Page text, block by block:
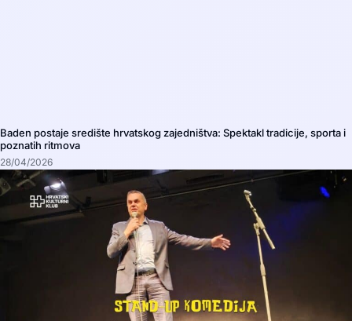
Baden postaje središte hrvatskog zajedništva: Spektakl tradicije, sporta i
poznatih ritmova
28/04/2026